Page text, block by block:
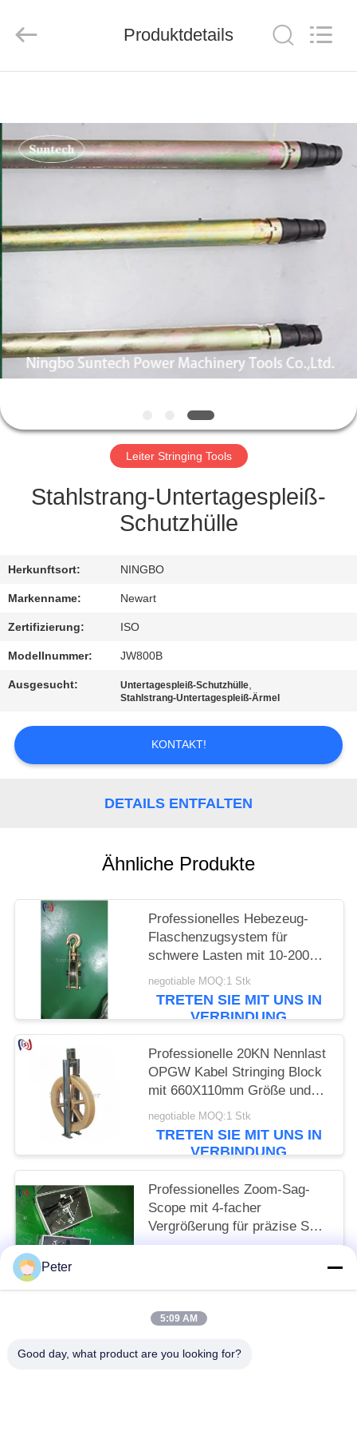
PRODUKTE
ÜBER
UNS
WERKSBESICHTIGUNG
QUALITÄTSKONTROLLE
BITTE UM
ANGEBOT
DATENSCHUTZRICHTLINIE
Tools
Co.,Ltd..
Reserved.
Produktdetails
Leiter Stringing Tools
Stahlstrang-Untertagespleiß-
Schutzhülle
Herkunftsort: NINGBO
Markenname: Newart
Zertifizierung: ISO
Modellnummer: JW800B
Ausgesucht: Untertagespleiß-Schutzhülle,
Stahlstrang-Untertagespleiß-Ärmel
KONTAKT!
DETAILS ENTFALTEN
Ähnliche Produkte
Professionelles Hebezeug-
Flaschenzugsystem für
schwere Lasten mit 10-200KN
Nennlast in
Elektroinstallationsprojekten
negotiable MOQ:1 Stk
TRETEN SIE MIT UNS IN
VERBINDUNG
Professionelle 20KN Nennlast
OPGW Kabel Stringing Block
mit 660X110mm Größe und
nichtmetallische Liner für
sichere Glasfaser-Bodendraht
Installation
negotiable MOQ:1 Stk
TRETEN SIE MIT UNS IN
VERBINDUNG
Professionelles Zoom-Sag-
Scope mit 4-facher
Vergrößerung für präzise Sag-
Messung und berührungslose
VERBINDUNG
Peter
5:09 AM
Good day, what product are you looking for?